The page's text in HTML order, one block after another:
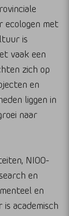
ecologen met
is
vaak een
zich op
en
liggen in
naar
NIOO-
en
en
academisch